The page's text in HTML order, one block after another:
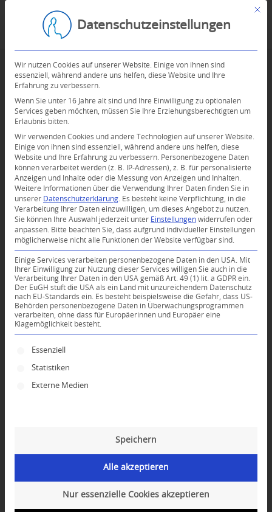
0
Dein Kommentar
An Diskussion beteiligen?
Hinterlassen Sie uns Ihren Kommentar!
Mit
Datenschutzeinstellungen
Wir nutzen Cookies auf unserer Website. Einige von ihnen sind
essenziell, während andere uns helfen, diese Website und Ihre
Erfahrung zu verbessern.
Wenn Sie unter 16 Jahre alt sind und Ihre Einwilligung zu optionalen
Services geben möchten, müssen Sie Ihre Erziehungsberechtigten um
Erlaubnis bitten.
Wir verwenden Cookies und andere Technologien auf unserer Website.
Einige von ihnen sind essenziell, während andere uns helfen, diese
Website und Ihre Erfahrung zu verbessern.
Personenbezogene Daten
können verarbeitet werden (z. B. IP-Adressen), z. B. für personalisierte
Anzeigen und Inhalte oder die Messung von Anzeigen und Inhalten.
Weitere Informationen über die Verwendung Ihrer Daten finden Sie in
unserer Datenschutzerklärung
Es besteht keine Verpflichtung, in die
Verarbeitung Ihrer Daten einzuwilligen, um dieses Angebot zu nutzen.
Sie können Ihre Auswahl jederzeit unter Einstellungen widerrufen oder
anpassen.
Bitte beachten Sie, dass aufgrund individueller Einstellungen
möglicherweise nicht alle Funktionen der Website verfügbar sind.
Einige Services verarbeiten personenbezogene Daten in den USA. Mit
Ihrer Einwilligung zur Nutzung dieser Services willigen Sie auch in die
Verarbeitung Ihrer Daten in den USA gemäß Art. 49 (1) lit. a GDPR ein.
Der EuGH stuft die USA als ein Land mit unzureichendem Datenschutz
nach EU-Standards ein. Es besteht beispielsweise die Gefahr, dass US-
Behörden personenbezogene Daten in Überwachungsprogrammen
verarbeiten, ohne dass für Europäerinnen und Europäer eine
Klagemöglichkeit besteht.
Es folgt eine Liste der Service-Gruppen, für die
Essenziell
Statistiken
Externe Medien
Speichern
Alle akzeptieren
Nur essenzielle Cookies akzeptieren